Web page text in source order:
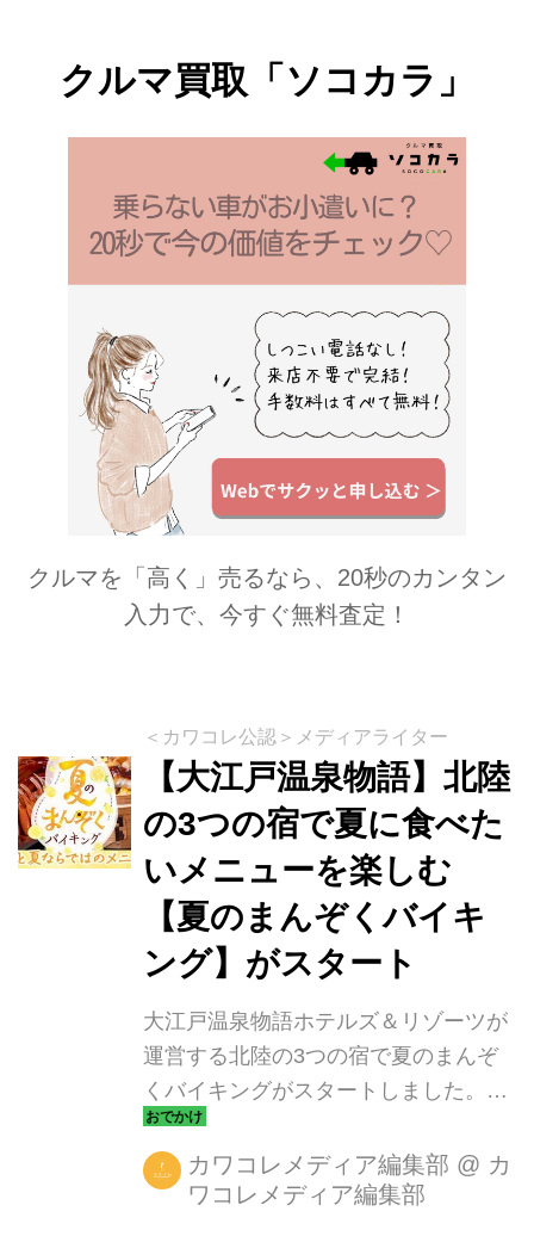
食時のアルコール、ウェルカムドリン
スの利用料金が含まれ、追加料金や支
だくことを目的とするサービスです。
平安時代から人々に愛される開湯1200
年の温泉天国 ”塩原温泉郷” 重曹泉や硫
黄泉など様々な泉質を...
クルマ買取「ソコカラ」
クルマを「高く」売るなら、20秒のカンタン
入力で、今すぐ無料査定！
＜カワコレ公認＞メディアライター
【大江戸温泉物語】北陸
の3つの宿で夏に食べた
いメニューを楽しむ
【夏のまんぞくバイキ
ング】がスタート
大江戸温泉物語ホテルズ＆リゾーツが
運営する北陸の3つの宿で夏のまんぞ
くバイキングがスタートしました。
「片山津温泉 ながやま」「山代温泉
山下家」(共に石川県)、「芦原温泉 あ
わら」(福井県)の3つの宿の「夏のまん
カワコレメディア編集部 @ カ
ワコレメディア編集部